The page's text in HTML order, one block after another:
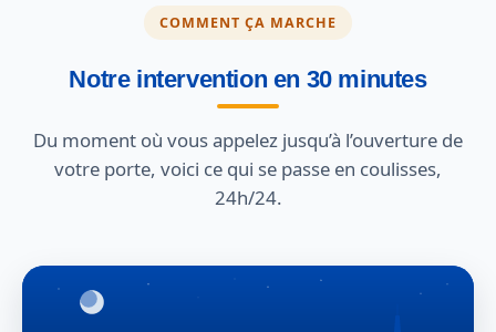
COMMENT ÇA MARCHE
Notre intervention en 30 minutes
Du moment où vous appelez jusqu’à l’ouverture de
votre porte, voici ce qui se passe en coulisses,
24h/24.